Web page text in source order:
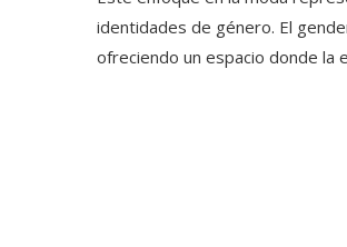
identidades de género. El
ofreciendo un espacio donde la